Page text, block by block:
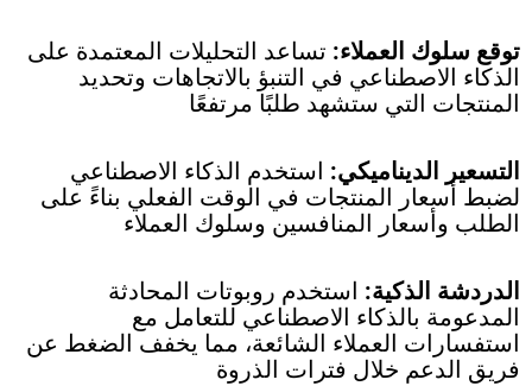
توقع سلوك العملاء: تساعد التحليلات المعتمدة على
الذكاء الاصطناعي في التنبؤ بالاتجاهات وتحديد
المنتجات التي ستشهد طلبًا مرتفعًا
التسعير الديناميكي: استخدم الذكاء الاصطناعي
لضبط أسعار المنتجات في الوقت الفعلي بناءً على
الطلب وأسعار المنافسين وسلوك العملاء
الدردشة الذكية: استخدم روبوتات المحادثة
المدعومة بالذكاء الاصطناعي للتعامل مع
استفسارات العملاء الشائعة، مما يخفف الضغط عن
فريق الدعم خلال فترات الذروة